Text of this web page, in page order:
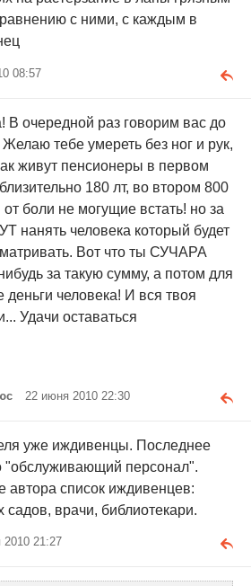
с ними, с каждым в
08:57
В очередной раз говорим вас до
тебе умереть без ног и рук,
живут пенсионеры в первом
180 лт, во втором 800
от боли не могущие встать! но за
нанять человека который будет
Вот что ты СУЧАРА
за такую сумму, а потом для
деньги человека! И вся твоя
Удачи оставаться
22 июня 2010 22:30
уже иждивенцы. Последнее
"обслуживающий персонал".
автора список иждивенцев:
садов, врачи, библиотекари.
21:27